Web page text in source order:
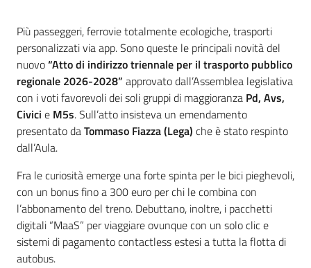
Introduzione
Più passeggeri, ferrovie totalmente ecologiche, trasporti
personalizzati via app. Sono queste le principali novità del
nuovo“Atto di indirizzo triennale per il trasporto pubblico
regionale 2026-2028” approvato dall’Assemblea legislativa
con i voti favorevoli dei soli gruppi di maggioranza Pd, Avs,
Civici e M5s. Sull’atto insisteva un emendamento
presentato daTommaso Fiazza (Lega) che è stato respinto
dall’Aula.
Fra le curiosità emerge una forte spinta per le bici pieghevoli,
con un bonus fino a 300 euro per chi le combina con
l’abbonamento del treno. Debuttano, inoltre, i pacchetti
digitali “MaaS” per viaggiare ovunque con un solo clic e
sistemi di pagamento contactless estesi a tutta la flotta di
autobus.